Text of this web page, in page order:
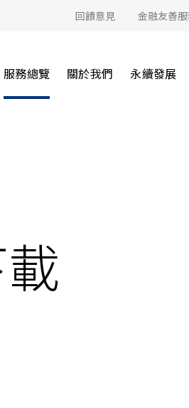
回饋意見 金融友善
服務總覽 關於我們 永續發展